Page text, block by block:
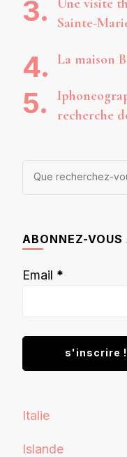
Une visite
Sainte-
La maison
recherche
Vous
ABONNEZ-
Email *
Italie
Islande